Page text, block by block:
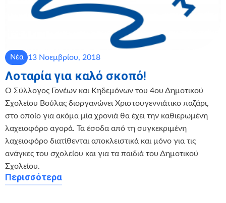
Νέα 13 Νοεμβρίου, 2018
Λοταρία για καλό σκοπό!
Ο Σύλλογος Γονέων και Κηδεμόνων του 4ου Δημοτικού
Σχολείου Βούλας διοργανώνει Χριστουγεννιάτικο παζάρι,
στο οποίο για ακόμα μία χρονιά θα έχει την καθιερωμένη
λαχειοφόρο αγορά. Τα έσοδα από τη συγκεκριμένη
λαχειοφόρο διατίθενται αποκλειστικά και μόνο για τις
ανάγκες του σχολείου και για τα παιδιά του Δημοτικού
Σχολείου.
Περισσότερα